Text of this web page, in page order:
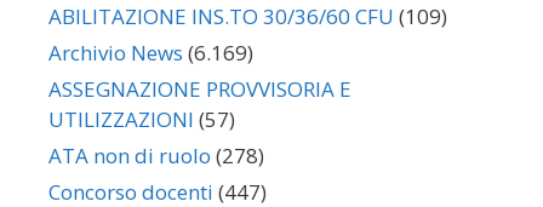
ABILITAZIONE INS.TO 30/36/60 CFU (109)
Archivio News (6.169)
ASSEGNAZIONE PROVVISORIA E
UTILIZZAZIONI (57)
ATA non di ruolo (278)
Concorso docenti (447)